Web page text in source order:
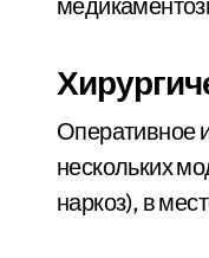
Оперативное
нескольких
наркоз), в